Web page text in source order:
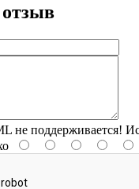
не поддерживается!